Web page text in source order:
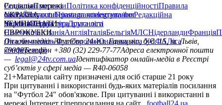
РедакціяПрогнозиПолітика конфіденційностіПравила
сайтуКонтактиПравила коментуванняРедакційна
політикаСтруктура власності
Соціальні мережі
facebookxyoutubeinstagramtelegramviber
УКРАЇНА
УкраїнаПерша лігаДруга ліга
ЧЕМПІОНАТИ
НімеччинаІспаніяАнгліяІталіяБельгіяМЛСНідерландиФранція
ЄВРОКУБКИ
Ліга чемпіонівЛіга ЄвропиЮнацька ліга УЄФАЛіга
конференцій
Онлайн-медіа «Футбол 24»пл. Галицька, буд. 15, м. Львів,
79008Телефон +380 (32) 229-77-77Адреса електронної пошти
— legal@24tv.com.uaІдентифікатор онлайн-медіа в Реєстрі
суб’єктів у сфері медіа — R40-06058
21+Матеріали сайту призначені для осіб старше 21 року
При цитуванні і використанні будь-яких матеріалів посилання
на "Футбол 24" обов'язкове. При цитуванні і використанні в
мережі Інтернет гіперпосилання на сайт
football24.ua